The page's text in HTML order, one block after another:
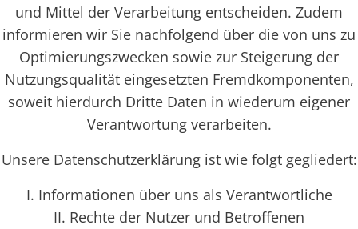
und Mittel der Verarbeitung entscheiden. Zudem
informieren wir Sie nachfolgend über die von uns zu
Optimierungszwecken sowie zur Steigerung der
Nutzungsqualität eingesetzten Fremdkomponenten,
soweit hierdurch Dritte Daten in wiederum eigener
Verantwortung verarbeiten.
Unsere Datenschutzerklärung ist wie folgt gegliedert:
I. Informationen über uns als Verantwortliche
II. Rechte der Nutzer und Betroffenen